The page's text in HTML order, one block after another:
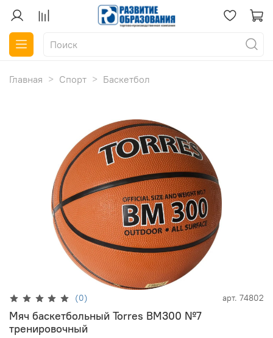
Главная Спорт Баскетбол
(0) арт. 74802
Мяч баскетбольный Torres BM300 №7
тренировочный